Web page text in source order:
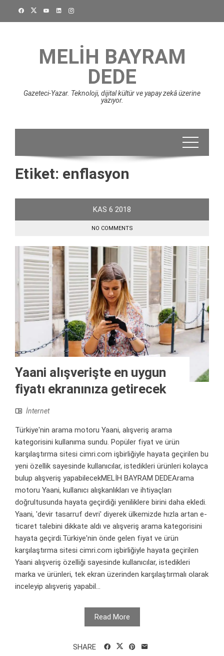
MELIH BAYRAM
DEDE
Gazeteci-Yazar. Teknoloji, dijital kültür ve yapay zekâ üzerine
yazıyor.
Etiket: enflasyon
KAS 6 2018
NO COMMENTS
Yaani alışverişte en uygun
fiyatı ekranınıza getirecek
İnternet
Türkiye'nin arama motoru Yaani, alışveriş arama
kategorisini kullanıma sundu. Popüler fiyat ve ürün
karşılaştırma sitesi cimri.com işbirliğiyle hayata geçirilen bu
yeni özellik sayesinde kullanıcılar, istedikleri ürünleri kolayca
bulup alışveriş yapabilecekMELİH BAYRAM DEDEArama
motoru Yaani, kullanıcı alışkanlıkları ve ihtiyaçları
doğrultusunda hayata geçirdiği yeniliklere birini daha ekledi.
Yaani, 'devir tasarruf devri' diyerek ülkemizde hızla artan e-
ticaret talebini dikkate aldı ve alışveriş arama kategorisini
hayata geçirdi.Türkiye'nin önde gelen fiyat ve ürün
karşılaştırma sitesi cimri.com işbirliğiyle hayata geçirilen
Yaani alışveriş özelliği sayesinde kullanıcılar, istedikleri
marka ve ürünleri, tek ekran üzerinden karşılaştırmalı olarak
inceleyip alışveriş yapabil...
Read More
SHARE